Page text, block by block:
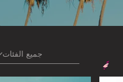
جميع الفئات